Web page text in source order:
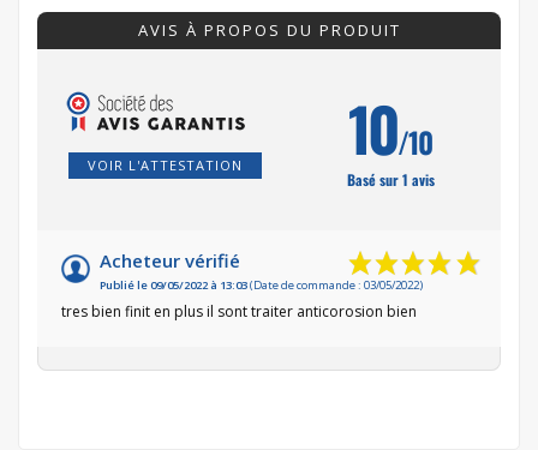
AVIS À PROPOS DU PRODUIT
VOIR L'ATTESTATION 10/10
Basé sur 1 avis
Acheteur vérifié
Publié le 09/05/2022 à 13:03(Date de commande : 03/05/2022)
tres bien finit en plus il sont traiter anticorosion bien